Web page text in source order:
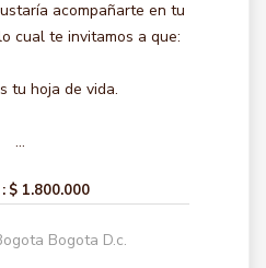
acompañarte en tu
cual te invitamos a que:
tu hoja de vida.
...
$ 1.800.000
Bogota D.c.